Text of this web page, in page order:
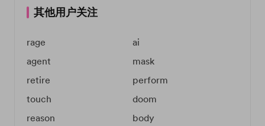
其他用户关注
rage
ai
agent
mask
retire
perform
touch
doom
reason
body